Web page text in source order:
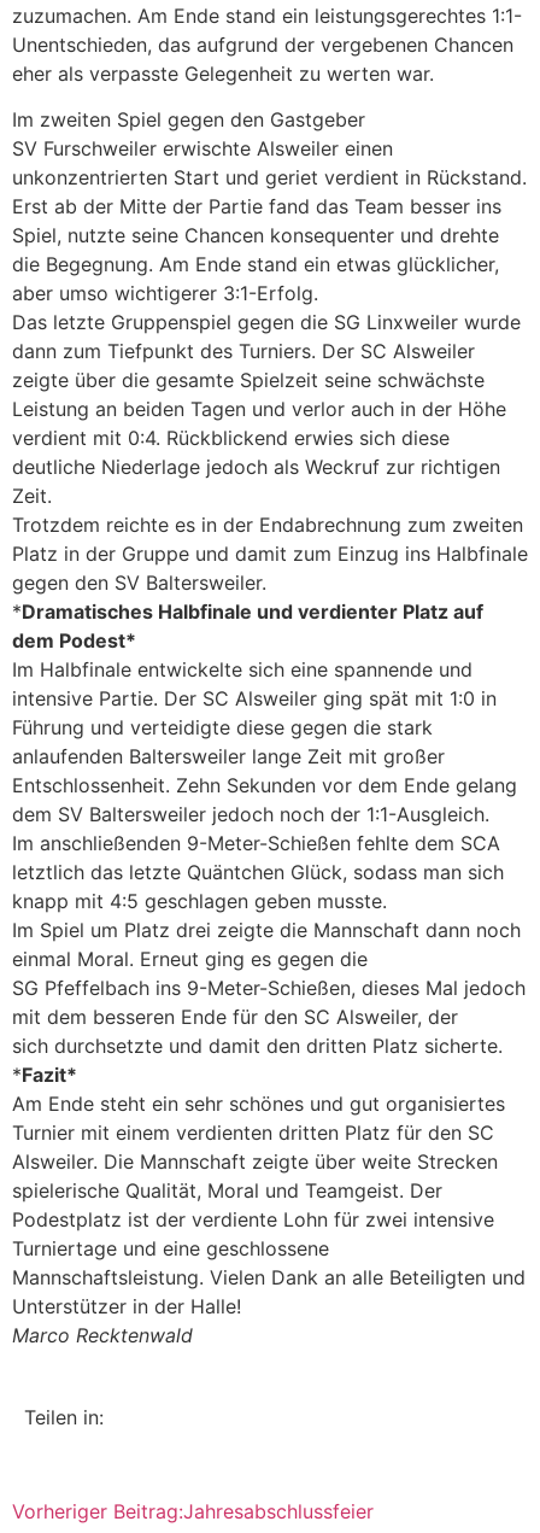
zuzumachen. Am Ende stand ein leistungsgerechtes 1:1-
Unentschieden, das aufgrund der vergebenen Chancen
eher als verpasste Gelegenheit zu werten war.
Im zweiten Spiel gegen den Gastgeber
SV Furschweiler erwischte Alsweiler einen
unkonzentrierten Start und geriet verdient in Rückstand.
Erst ab der Mitte der Partie fand das Team besser ins
Spiel, nutzte seine Chancen konsequenter und drehte
die Begegnung. Am Ende stand ein etwas glücklicher,
aber umso wichtigerer 3:1-Erfolg.
Das letzte Gruppenspiel gegen die SG Linxweiler wurde
dann zum Tiefpunkt des Turniers. Der SC Alsweiler
zeigte über die gesamte Spielzeit seine schwächste
Leistung an beiden Tagen und verlor auch in der Höhe
verdient mit 0:4. Rückblickend erwies sich diese
deutliche Niederlage jedoch als Weckruf zur richtigen
Zeit.
Trotzdem reichte es in der Endabrechnung zum zweiten
Platz in der Gruppe und damit zum Einzug ins Halbfinale
gegen den SV Baltersweiler.
*Dramatisches Halbfinale und verdienter Platz auf
dem Podest*
Im Halbfinale entwickelte sich eine spannende und
intensive Partie. Der SC Alsweiler ging spät mit 1:0 in
Führung und verteidigte diese gegen die stark
anlaufenden Baltersweiler lange Zeit mit großer
Entschlossenheit. Zehn Sekunden vor dem Ende gelang
dem SV Baltersweiler jedoch noch der 1:1-Ausgleich.
Im anschließenden 9-Meter-Schießen fehlte dem SCA
letztlich das letzte Quäntchen Glück, sodass man sich
knapp mit 4:5 geschlagen geben musste.
Im Spiel um Platz drei zeigte die Mannschaft dann noch
einmal Moral. Erneut ging es gegen die
SG Pfeffelbach ins 9-Meter-Schießen, dieses Mal jedoch
mit dem besseren Ende für den SC Alsweiler, der
sich durchsetzte und damit den dritten Platz sicherte.
*Fazit*
Am Ende steht ein sehr schönes und gut organisiertes
Turnier mit einem verdienten dritten Platz für den SC
Alsweiler. Die Mannschaft zeigte über weite Strecken
spielerische Qualität, Moral und Teamgeist. Der
Podestplatz ist der verdiente Lohn für zwei intensive
Turniertage und eine geschlossene
Mannschaftsleistung. Vielen Dank an alle Beteiligten und
Unterstützer in der Halle!
Marco Recktenwald
Teilen in:
Vorheriger Beitrag:Jahresabschlussfeier